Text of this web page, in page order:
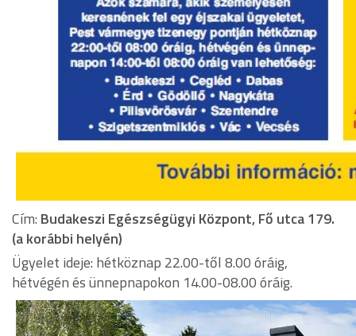
Cím: Budakeszi Egészségügyi Központ, Fő utca 179.
(a korábbi helyén)
Ügyelet ideje: hétköznap 22.00-től 8.00 óráig,
hétvégén és ünnepnapokon 14.00-08.00 óráig.